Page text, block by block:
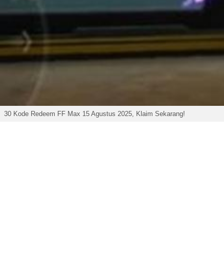
30 Kode Redeem FF Max 15 Agustus 2025, Klaim Sekarang!